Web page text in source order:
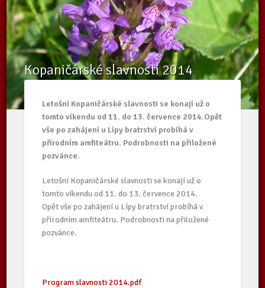
Kopaničárské slavnosti 2014
Letošní Kopaničárské slavnosti se konají už o
tomto víkendu od 11. do 13. července 2014.Opět
vše po zahájení u Lípy bratrství probíhá v
přírodním amfiteátru. Podrobnosti na přiložené
pozvánce.
Letošní Kopaničárské slavnosti se konají už o
tomto víkendu od 11. do 13. července 2014.
Opět vše po zahájení u Lípy bratrství probíhá v
přírodním amfiteátru. Podrobnosti na přiložené
pozvánce.
Program slavnosti 2014.pdf